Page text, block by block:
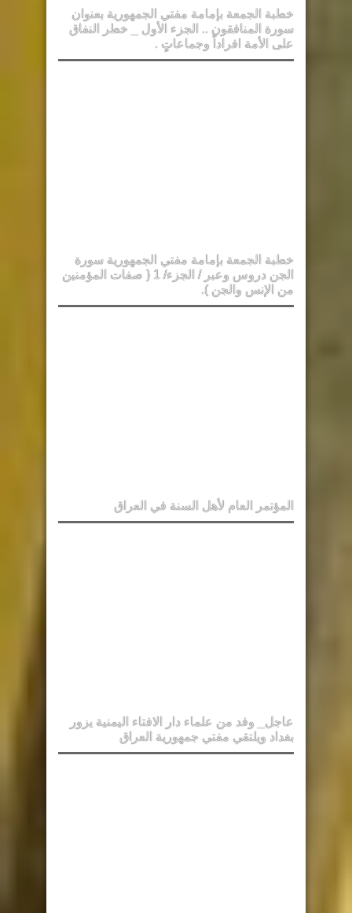
خطبة الجمعة بإمامة مفتي الجمهورية بعنوان
سورة المنافقون .. الجزء الأول _ خطر النفاق
على الأمة افراداً وجماعاتٍ .
خطبة الجمعة بإمامة مفتي الجمهورية سورة
الجن دروس وعبر / الجزء/ 1 { صفات المؤمنين
من الإنس والجن ).
المؤتمر العام لأهل السنة في العراق
عاجل_ وفد من علماء دار الافتاء اليمنية يزور
بغداد ويلتقي مفتي جمهورية العراق